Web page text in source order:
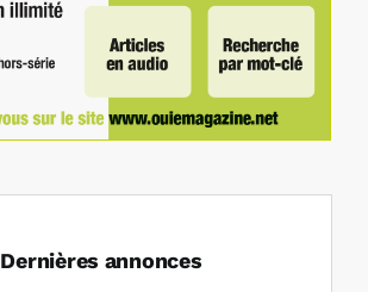
Dernières annonces